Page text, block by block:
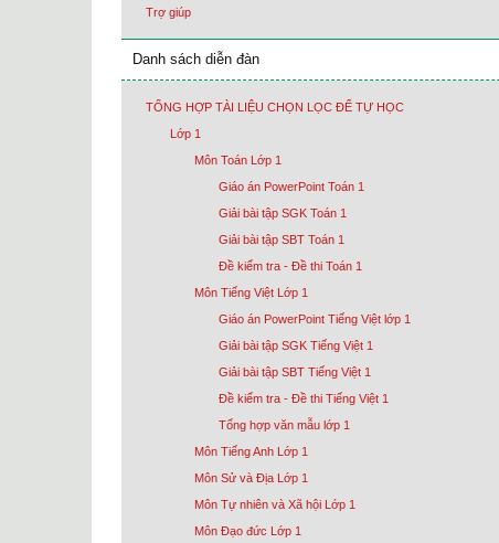
Trợ giúp
Danh sách diễn đàn
TỔNG HỢP TÀI LIỆU CHỌN LỌC ĐỂ TỰ HỌC
Lớp 1
Môn Toán Lớp 1
Giáo án PowerPoint Toán 1
Giải bài tập SGK Toán 1
Giải bài tập SBT Toán 1
Đề kiểm tra - Đề thi Toán 1
Môn Tiếng Việt Lớp 1
Giáo án PowerPoint Tiếng Việt lớp 1
Giải bài tập SGK Tiếng Việt 1
Giải bài tập SBT Tiếng Việt 1
Đề kiểm tra - Đề thi Tiếng Việt 1
Tổng hợp văn mẫu lớp 1
Môn Tiếng Anh Lớp 1
Môn Sử và Địa Lớp 1
Môn Tự nhiên và Xã hội Lớp 1
Môn Đạo đức Lớp 1